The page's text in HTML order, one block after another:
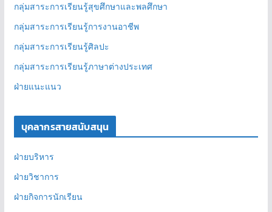
กลุ่มสาระการเรียนรู้สุขศึกษาและพลศึกษา
กลุ่มสาระการเรียนรู้การงานอาชีพ
กลุ่มสาระการเรียนรู้ศิลปะ
กลุ่มสาระการเรียนรู้ภาษาต่างประเทศ
ฝ่ายแนะแนว
บุคลากรสายสนับสนุน
ฝ่ายบริหาร
ฝ่ายวิชาการ
ฝ่ายกิจการนักเรียน